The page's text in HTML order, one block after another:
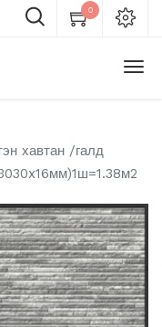
0
хавтан /галд